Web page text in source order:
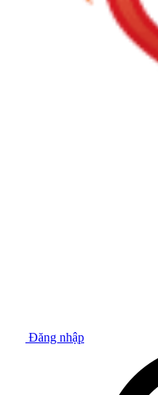
Đăng nhập